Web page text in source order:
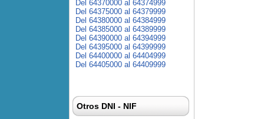
Del 64370000 al 64374999
Del 64375000 al 64379999
Del 64380000 al 64384999
Del 64385000 al 64389999
Del 64390000 al 64394999
Del 64395000 al 64399999
Del 64400000 al 64404999
Del 64405000 al 64409999
Otros DNI - NIF